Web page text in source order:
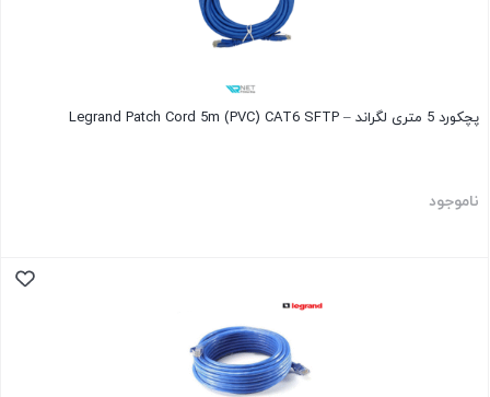
پچکورد 5 متری لگراند – Legrand Patch Cord 5m (PVC) CAT6 SFTP
ناموجود